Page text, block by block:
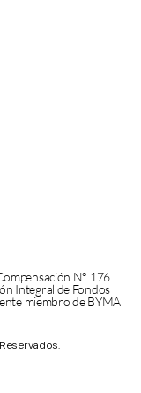
N° 176
Integral de Fondos
miembro de BYMA